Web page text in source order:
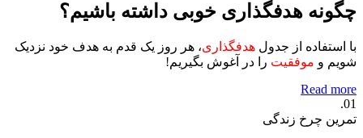
چگونه هدفگذاری خوبی داشته باشیم؟
با استفاده از جدول هدفگذاری، هر روز یک قدم به هدف خود نزدیک
شویم و موفقیت را در آغوش بگیریم!
Read more
01.
تمرین چرخ زندگی